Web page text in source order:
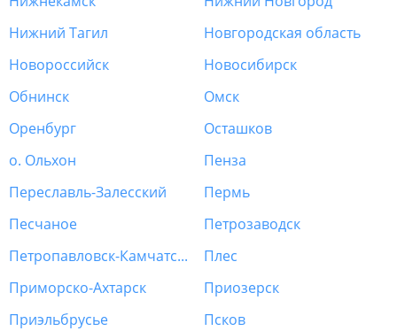
Нижний Тагил
Новгородская область
Новороссийск
Новосибирск
Обнинск
Омск
Оренбург
Осташков
о. Ольхон
Пенза
Переславль-Залесский
Пермь
Песчаное
Петрозаводск
Петропавловск-Камчатский
Плес
Приморско-Ахтарск
Приозерск
Приэльбрусье
Псков